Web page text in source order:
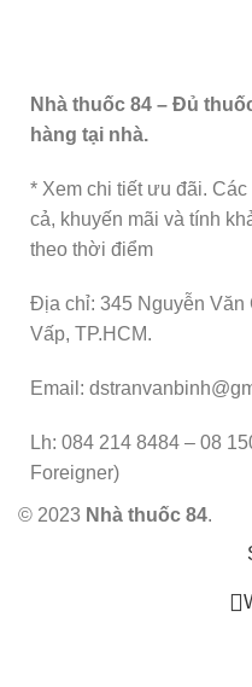
Nhà thuốc 84 – Đủ
hàng tại nhà.
* Xem chi tiết ưu đãi.
cả, khuyến mãi và tính
theo thời điểm
Địa chỉ: 345 Nguyễn Văn
Vấp, TP.HCM.
Email:
Lh: 084 214 8484 – 08
Foreigner)
© 2023 Nhà thuốc 84.